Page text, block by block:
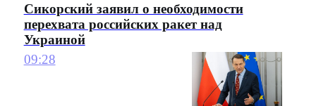
Сикорский заявил о необходимости
перехвата российских ракет над
Украиной
09:28